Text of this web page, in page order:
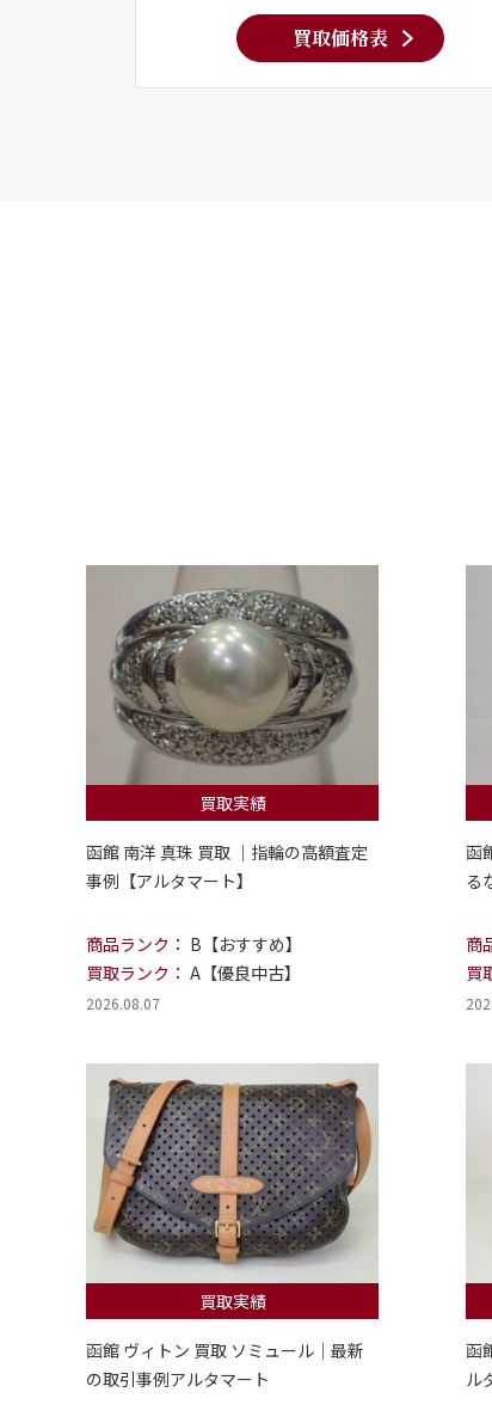
買取価格表
買取実績
函館 南洋 真珠 買取 ｜指輪の高額査定
事例【アルタマート】
商品ランク： B【おすすめ】
買取ランク： A【優良中古】
2026.08.07
函
る
商
買
買取実績
函館 ヴィトン 買取 ソミュール｜最新
の取引事例アルタマート
函
ル